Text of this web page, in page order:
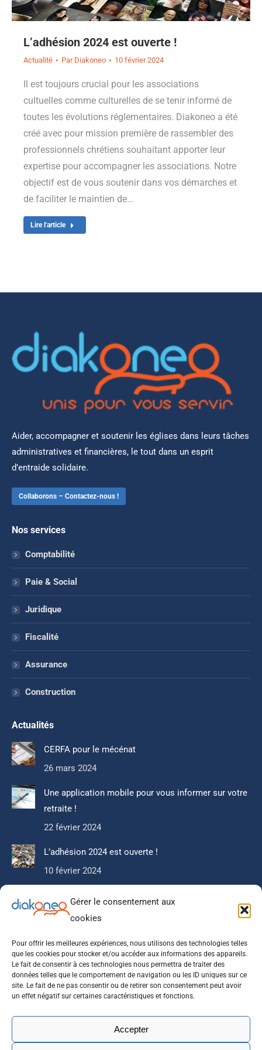
Gérer le consentement aux
cookies
Pour offrir les meilleures expériences, nous utilisons des technologies telles
que les cookies pour stocker et/ou accéder aux informations des appareils.
Le fait de consentir à ces technologies nous permettra de traiter des
données telles que le comportement de navigation ou les ID uniques sur ce
site. Le fait de ne pas consentir ou de retirer son consentement peut avoir
un effet négatif sur certaines caractéristiques et fonctions.
Accepter
L’adhésion 2024 est ouverte !
Actualité Par Diakoneo 10 février 2024
Il est toujours crucial pour les associations
cultuelles comme culturelles de se tenir informé de
toutes les évolutions réglementaires. Diakoneo a été
créé avec pour mission première de rassembler des
professionnels chrétiens souhaitant apporter leur
expertise pour accompagner les associations. Notre
objectif est de vous soutenir dans vos démarches et
de faciliter le maintien de…
Lire l'article
Aider, accompagner et soutenir les églises dans leurs tâches
administratives et financières, le tout dans un esprit
d’entraide solidaire.
Collaborons – Contactez-nous !
Nos services
Comptabilité
Paie & Social
Juridique
Fiscalité
Assurance
Construction
Actualités
CERFA pour le mécénat
26 mars 2024
Une application mobile pour vous informer sur votre
retraite !
22 février 2024
L’adhésion 2024 est ouverte !
10 février 2024
Newsletter
réservons à nos abonnés.